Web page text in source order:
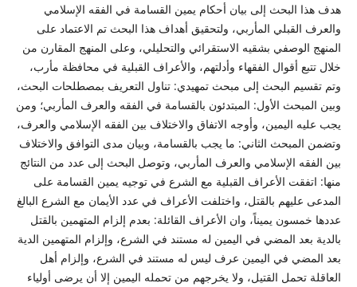
هدف هذا البحث إلى بيان أحكام يمين القسامة في الفقه الإسلامي
والعرف القبلي المأربي، ولتحقيق أهداف هذا البحث تم الاعتماد على
المنهج الوصفي بشقيه الاستقرائي والتحليلي، وعلى المنهج المقارن من
خلال تتبع أقوال الفقهاء وأدلتهم، والأعراف القبلية في محافظة مأرب،
وتم تقسيم البحث إلى مبحث تمهيدي: تناول التعريف بمصطلحات البحث،
وبين المبحث الأول: المبتدئون بالقسامة في الفقه والعرف المأربي؛ ومن
يجب عليه اليمين، وأوجه الاتفاق والاختلاف بين الفقه الإسلامي والعرف،
وتضمن المبحث الثاني: ما يجب بالقسامة، وبيان مدى التوافق والاختلاف
بين الفقه الإسلامي والعرف المأربي، وتوصل البحث إلى عدد من النتائج
منها: اتفقت الأعراف القبلية مع الشرع في توجيه يمين القسامة على
المدعى عليهم بالقتل، واختلفت الأعراف في عدد الأيمان مع الشرع البالغ
عددها خمسون يميناً، وان الأعراف القائلة: بعدم إلزام المتهمين بالقتل
بالدية بعد المضي في اليمين له مستند في الشرع، وإلزام المتهمين الدية
بعد المضي في اليمين عرف ليس له مستند في الشرع، وإلزام أهل
العاقلة تحمل القتيل، ولا يخرجهم من تحمله اليمين إلا أن يرضى أولياء